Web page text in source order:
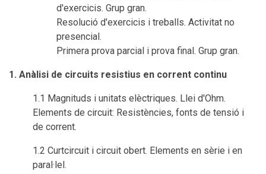
d'exercicis. Grup gran.
Resolució d'exercicis i treballs. Activitat no
presencial.
Primera prova parcial i prova final. Grup gran.
1. Anàlisi de circuits resistius en corrent continu
1.1 Magnituds i unitats elèctriques. Llei d'Ohm.
Elements de circuit: Resistències, fonts de tensió i
de corrent.
1.2 Curtcircuit i circuit obert. Elements en sèrie i en
paral·lel.